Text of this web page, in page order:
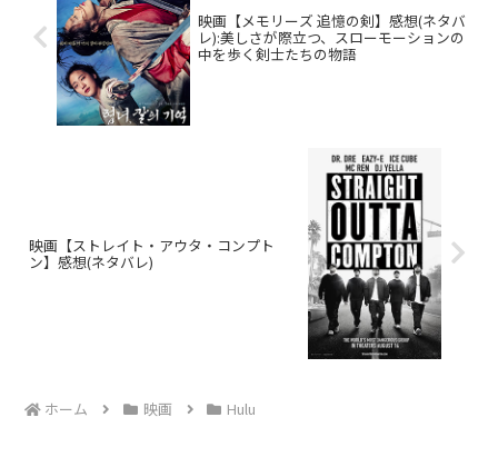
映画【メモリーズ 追憶の剣】感想(ネタバ
レ):美しさが際立つ、スローモーションの
中を歩く剣士たちの物語
映画【ストレイト・アウタ・コンプト
ン】感想(ネタバレ)
ホーム 映画 Hulu